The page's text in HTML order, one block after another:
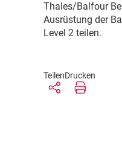
Thales/Balfour
Ausrüstung der
Level 2 teilen.
TeilenDrucken